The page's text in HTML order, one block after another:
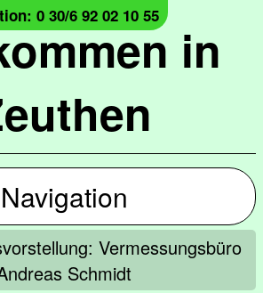
in
0 30/6 92 02 10 55
Navigation
Vermessungsbüro
Schmidt